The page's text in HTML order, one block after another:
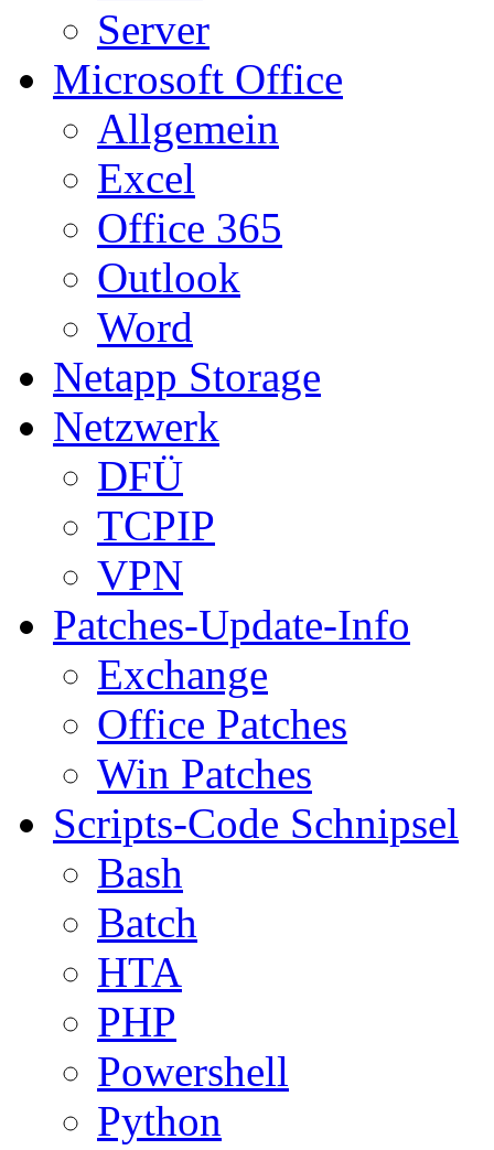
Server
Microsoft Office
Allgemein
Excel
Office 365
Outlook
Word
Netapp Storage
Netzwerk
DFÜ
TCPIP
VPN
Patches-Update-Info
Exchange
Office Patches
Win Patches
Scripts-Code Schnipsel
Bash
Batch
HTA
PHP
Powershell
Python